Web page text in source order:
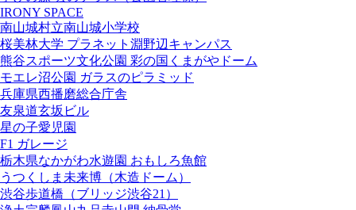
IRONY SPACE
南山城村立南山城小学校
桜美林大学 プラネット淵野辺キャンパス
熊谷スポーツ文化公園 彩の国くまがやドーム
モエレ沼公園 ガラスのピラミッド
兵庫県西播磨総合庁舎
友泉道玄坂ビル
星の子愛児園
F1 ガレージ
栃木県なかがわ水遊園 おもしろ魚館
うつくしま未来博（木造ドーム）
渋谷歩道橋（ブリッジ渋谷21）